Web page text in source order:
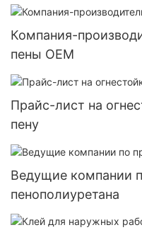
>=30000 шт.
Компания-
пены OEM
Прайс-лист на
пену
Ведущие компании
пенополиуретана